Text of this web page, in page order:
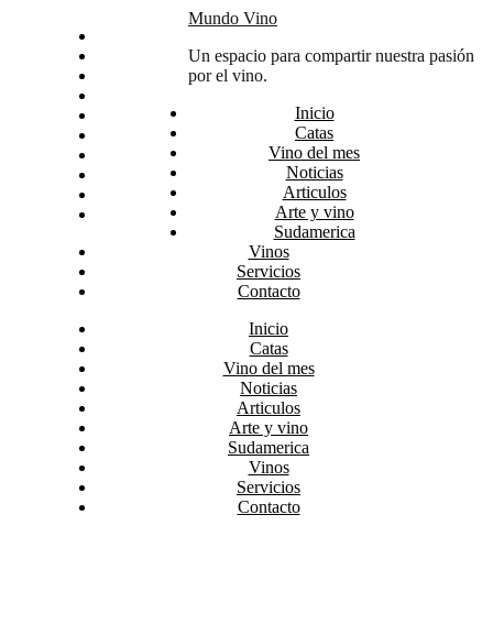
Arte y vino
Sudamerica
Mundo Vino
Un espacio para compartir nuestra pasión
por el vino.
Inicio
Catas
Vino del mes
Noticias
Articulos
Arte y vino
Sudamerica
Vinos
Servicios
Contacto
Inicio
Catas
Vino del mes
Noticias
Articulos
Arte y vino
Sudamerica
Vinos
Servicios
Contacto